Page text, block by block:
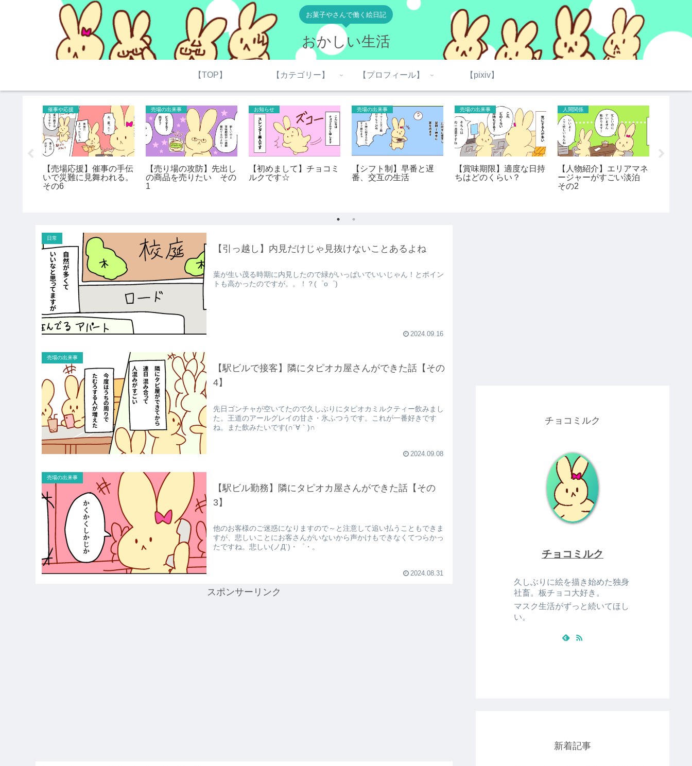
お菓子やさんで働く絵日記
おかしい生活
【TOP】 【カテゴリー】 【プロフィール】 【pixiv】
催事や応援
【売場応援】催事の手伝
いで災難に見舞われる。
その6
売場の出来事
【売り場の攻防】先出し
の商品を売りたい その
1
お知らせ
【初めまして】チョコミ
ルクです☆
売場の出来事
【シフト制】早番と遅
番、交互の生活
売場の出来事
【賞味期限】適度な日持
ちはどのくらい？
人間関係
【人物紹介】エリアマネ
ージャーがすごい淡泊
その2
日常
【引っ越し】内見だけじゃ見抜けないことあるよね
葉が生い茂る時期に内見したので緑がいっぱいでいいじゃん！とポイン
トも高かったのですが。。！？(゜o゜)
2024.09.16
売場の出来事
【駅ビルで接客】隣にタピオカ屋さんができた話【その
4】
先日ゴンチャが空いてたので久しぶりにタピオカミルクティー飲みまし
た。王道のアールグレイの甘さ・氷ふつうです。これが一番好きです
ね。また飲みたいです(∩´∀｀)∩
2024.09.08
売場の出来事
【駅ビル勤務】隣にタピオカ屋さんができた話【その
3】
他のお客様のご迷惑になりますので～と注意して追い払うこともできま
すが、悲しいことにお客さんがいないから声かけもできなくてつらかっ
たですね。悲しい(ノД`)・゜・。
2024.08.31
スポンサーリンク
チョコミルク
チョコミルク
久しぶりに絵を描き始めた独身
社畜。板チョコ大好き。
マスク生活がずっと続いてほし
い。
新着記事